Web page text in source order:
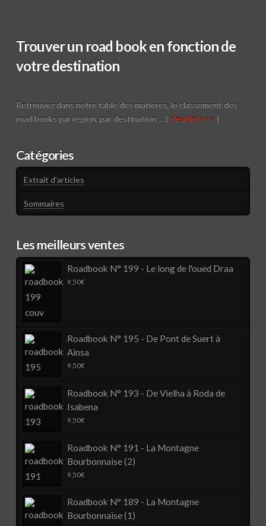
Trouver un road book en fonction de
votre destination
Retrouvez dans notre table des matières, le classement des
road books par région, par destination … (c'est ici >>> )
Catégories
Extrait d'articles
Sommaires
Les meilleurs ventes
Roadbook N° 199 - Le long de l'oued Draa
9,50€
Roadbook N° 195 - De Pont de Suert à
Ainsa
9,50€
Roadbook N° 193 - De Vielha à Roda de
Isabena
9,50€
Roadbook N° 191 - La Montagne
Bourbonnaise (2)
9,50€
Roadbook N° 189 - La Montagne
Bourbonnaise (1)